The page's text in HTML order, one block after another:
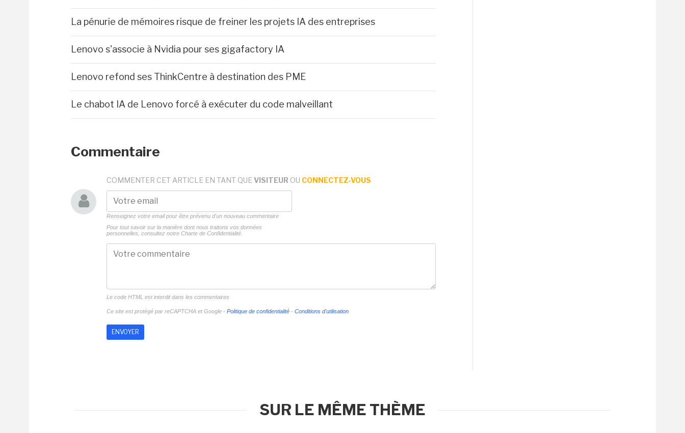
La pénurie de mémoires risque de freiner les projets IA des entreprises
Lenovo s'associe à Nvidia pour ses gigafactory IA
Lenovo refond ses ThinkCentre à destination des PME
Le chabot IA de Lenovo forcé à exécuter du code malveillant
Commentaire
COMMENTER CET ARTICLE EN TANT QUE VISITEUR OU CONNECTEZ-VOUS
Renseignez votre email pour être prévenu d'un nouveau commentaire
Pour tout savoir sur la manière dont nous traitons vos données
personnelles, consultez notre Charte de Confidentialité.
Le code HTML est interdit dans les commentaires
Ce site est protégé par reCAPTCHA et Google - Politique de confidentialité - Conditions d'utilisation
SUR LE MÊME THÈME